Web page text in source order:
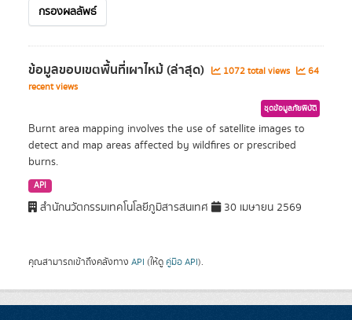
กรองผลลัพธ์
ข้อมูลขอบเขตพื้นที่เผาไหม้ (ล่าสุด) 1072 total views
64
recent views
ชุดข้อมูลภัยพิบัติ
Burnt area mapping involves the use of satellite images to
detect and map areas affected by wildfires or prescribed
burns.
API
สำนักนวัตกรรมเทคโนโลยีภูมิสารสนเทศ 30 เมษายน 2569
คุณสามารถเข้าถึงคลังทาง API (ให้ดู คู่มือ API).